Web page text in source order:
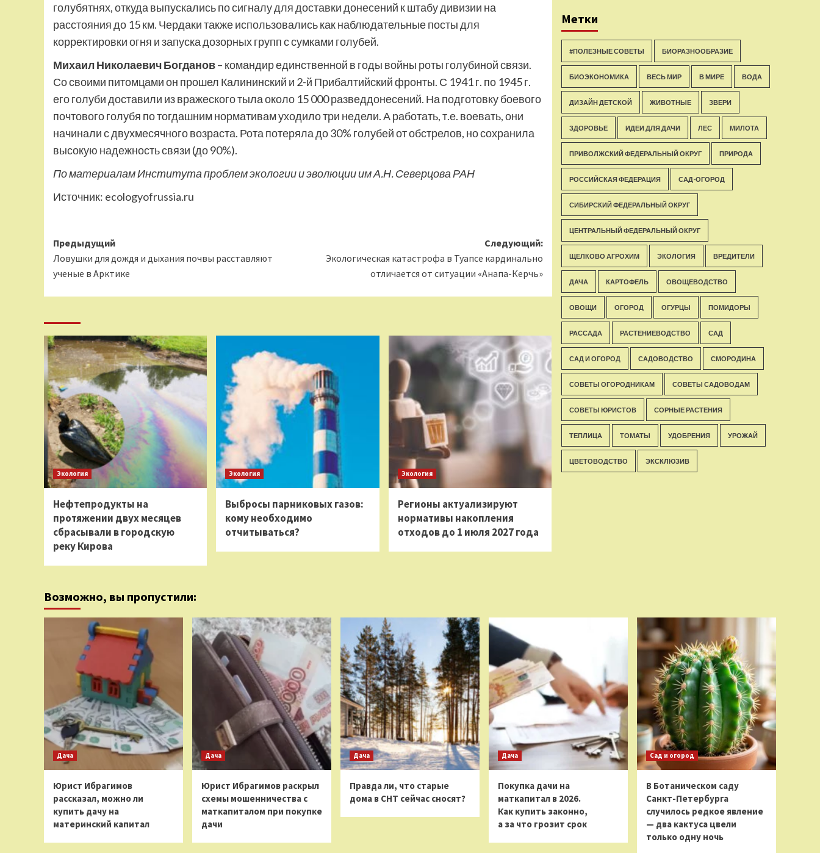
голубятнях, откуда выпускались по сигналу для доставки донесений к штабу дивизии на
расстояния до 15 км. Чердаки также использовались как наблюдательные посты для
корректировки огня и запуска дозорных групп с сумками голубей.
Михаил Николаевич Богданов– командир единственной в годы войны роты голубиной связи.
Со своими питомцами он прошел Калининский и 2-й Прибалтийский фронты. С 1941 г. по 1945 г.
его голуби доставили из вражеского тыла около 15 000 разведдонесений. На подготовку боевого
почтового голубя по тогдашним нормативам уходило три недели. А работать, т.е. воевать, они
начинали с двухмесячного возраста. Рота потеряла до 30% голубей от обстрелов, но сохранила
высокую надежность связи (до 90%).
По материалам Института проблем экологии и эволюции им А.Н. Северцова РАН
Источник: ecologyofrussia.ru
Навигация
записи
Предыдущий
Ловушки для дождя и дыхания почвы расставляют
ученые в Арктике
Следующий:
Экологическая катастрофа в Туапсе кардинально
отличается от ситуации «Анапа-Керчь»
Экология
Нефтепродукты на
протяжении двух месяцев
сбрасывали в городскую
реку Кирова
Экология
Выбросы парниковых газов:
кому необходимо
отчитываться?
Экология
Регионы актуализируют
нормативы накопления
отходов до 1 июля 2027 года
Метки
#ПОЛЕЗНЫЕ СОВЕТЫ БИОРАЗНООБРАЗИЕ
БИОЭКОНОМИКА ВЕСЬ МИР В МИРЕ ВОДА
ДИЗАЙН ДЕТСКОЙ ЖИВОТНЫЕ ЗВЕРИ
ЗДОРОВЬЕ ИДЕИ ДЛЯ ДАЧИ ЛЕС МИЛОТА
ПРИВОЛЖСКИЙ ФЕДЕРАЛЬНЫЙ ОКРУГ ПРИРОДА
РОССИЙСКАЯ ФЕДЕРАЦИЯ САД-ОГОРОД
СИБИРСКИЙ ФЕДЕРАЛЬНЫЙ ОКРУГ
ЦЕНТРАЛЬНЫЙ ФЕДЕРАЛЬНЫЙ ОКРУГ
ЩЕЛКОВО АГРОХИМ ЭКОЛОГИЯ ВРЕДИТЕЛИ
ДАЧА КАРТОФЕЛЬ ОВОЩЕВОДСТВО
ОВОЩИ ОГОРОД ОГУРЦЫ ПОМИДОРЫ
РАССАДА РАСТЕНИЕВОДСТВО САД
САД И ОГОРОД САДОВОДСТВО СМОРОДИНА
СОВЕТЫ ОГОРОДНИКАМ СОВЕТЫ САДОВОДАМ
СОВЕТЫ ЮРИСТОВ СОРНЫЕ РАСТЕНИЯ
ТЕПЛИЦА ТОМАТЫ УДОБРЕНИЯ УРОЖАЙ
ЦВЕТОВОДСТВО ЭКСКЛЮЗИВ
Возможно, вы пропустили:
Дача
Юрист Ибрагимов
рассказал, можно ли
купить дачу на
материнский капитал
Дача
Юрист Ибрагимов раскрыл
схемы мошенничества с
маткапиталом при покупке
дачи
Дача
Правда ли, что старые
дома в СНТ сейчас сносят?
Дача
Покупка дачи на
маткапитал в 2026.
Как купить законно,
а за что грозит срок
Сад и огород
В Ботаническом саду
Санкт-Петербурга
случилось редкое явление
— два кактуса цвели
только одну ночь